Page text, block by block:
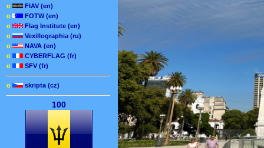
o
FIAV (en)
o
FOTW (en)
o
Flag Institute (en)
o
Vexillographia (ru)
o
NAVA (en)
o
CYBERFLAG (fr)
o
SFV (fr)
o skripta (cz)
100